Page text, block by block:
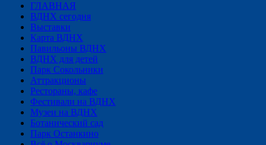
ГЛАВНАЯ
ВДНХ сегодня
Выставки
Карта ВДНХ
Павильоны ВДНХ
ВДНХ для детей
Парк Сокольники
Аттракционы
Рестораны, кафе
Фестивали на ВДНХ
Музеи на ВДНХ
Ботанический сад
Парк Останкино